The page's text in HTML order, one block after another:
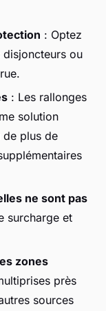
: Optez
ou
: Les rallonges
solution
de plus de
ne sont pas
surcharge et
zones
près
sources